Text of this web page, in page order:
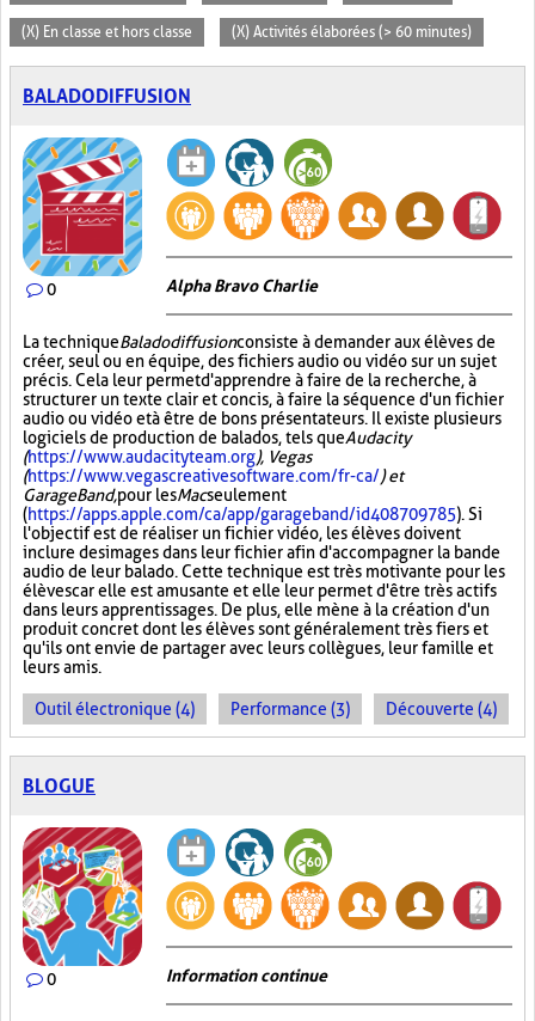
(X) En classe et hors classe (X) Activités élaborées (> 60 minutes)
BALADODIFFUSION
0 Alpha Bravo Charlie
La techniqueBaladodiffusionconsiste à demander aux élèves de
créer, seul ou en équipe, des fichiers audio ou vidéo sur un sujet
précis. Cela leur permet d'apprendre à faire de la recherche, à
structurer un texte clair et concis, à faire la séquence d'un fichier
audio ou vidéo et à être de bons présentateurs. Il existe plusieurs
logiciels de production de balados, tels queAudacity
(https://www.audacityteam.org), Vegas
(https://www.vegascreativesoftware.com/fr-ca/) et
GarageBand,pour lesMacseulement
(https://apps.apple.com/ca/app/garageband/id408709785). Si
l'objectif est de réaliser un fichier vidéo, les élèves doivent
inclure des images dans leur fichier afin d'accompagner la bande
audio de leur balado. Cette technique est très motivante pour les
élèves car elle est amusante et elle leur permet d'être très actifs
dans leurs apprentissages. De plus, elle mène à la création d'un
produit concret dont les élèves sont généralement très fiers et
qu'ils ont envie de partager avec leurs collègues, leur famille et
leurs amis.
Outil électronique (4) Performance (3) Découverte (4)
BLOGUE
0 Information continue